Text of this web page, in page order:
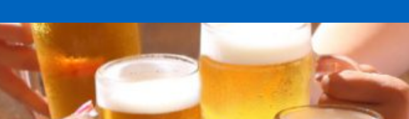
飲食店・風俗営業許可
各種業務＆料金